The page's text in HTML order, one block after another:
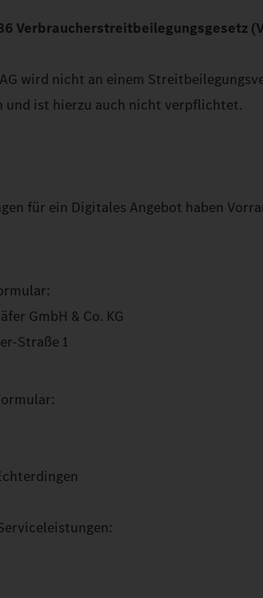
Verbraucherstreitbeilegungsgesetz
wird nicht an einem
und ist hierzu auch nicht verpflichtet.
für ein Digitales Angebot haben
GmbH & Co. KG
Straße 1